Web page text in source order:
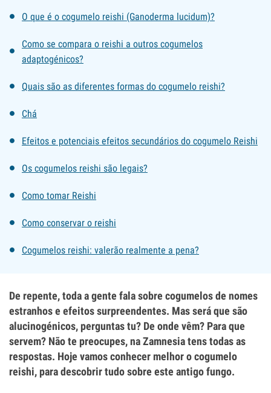
O que é o cogumelo reishi (Ganoderma lucidum)?
Como se compara o reishi a outros cogumelos
adaptogénicos?
Quais são as diferentes formas do cogumelo reishi?
Chá
Efeitos e potenciais efeitos secundários do cogumelo Reishi
Os cogumelos reishi são legais?
Como tomar Reishi
Como conservar o reishi
Cogumelos reishi: valerão realmente a pena?
De repente, toda a gente fala sobre cogumelos de nomes
estranhos e efeitos surpreendentes. Mas será que são
alucinogénicos, perguntas tu? De onde vêm? Para que
servem? Não te preocupes, na Zamnesia tens todas as
respostas. Hoje vamos conhecer melhor o cogumelo
reishi, para descobrir tudo sobre este antigo fungo.